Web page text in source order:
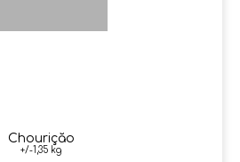
Chouriçăo
+/-1,35 kg